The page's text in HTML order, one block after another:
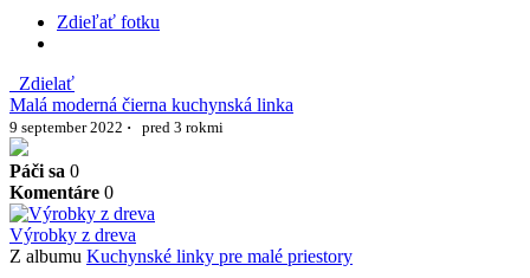
Zdieľať fotku
Zdielať
Malá moderná čierna kuchynská linka
9 september 2022 · pred 3 rokmi
Páči sa 0
Komentáre 0
Výrobky z dreva
Z albumu Kuchynské linky pre malé priestory